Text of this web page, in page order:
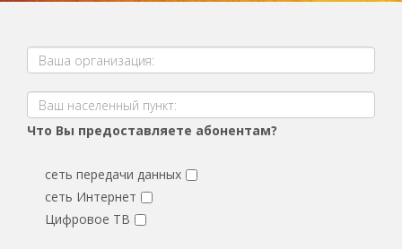
Что Вы предоставляете абонентам?
сеть передачи данных
сеть Интернет
Цифровое ТВ